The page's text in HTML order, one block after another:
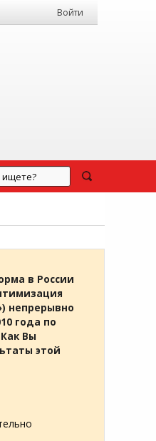
Войти
в России
непрерывно
года по
Вы
этой